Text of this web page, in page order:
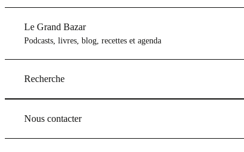
Le Grand Bazar
Podcasts, livres, blog, recettes et agenda
Recherche
Nous contacter